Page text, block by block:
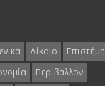
Δίκαιο
Επιστήμη
Περιβάλλον